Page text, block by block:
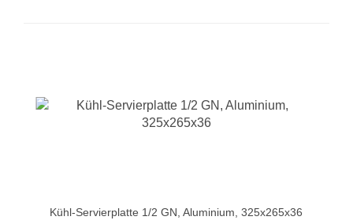
Kühl-Servierplatte 1/2 GN, Aluminium, 325x265x36